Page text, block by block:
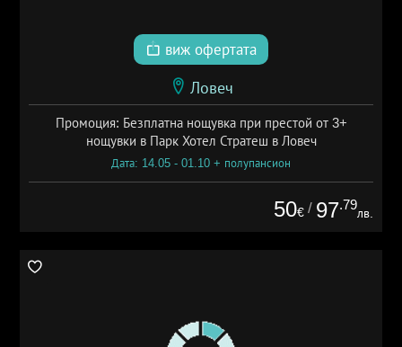
виж офертата
Ловеч
Промоция: Безплатна нощувка при престой от 3+
нощувки в Парк Хотел Стратеш в Ловеч
Дата: 14.05 - 01.10 + полупансион
50€ / 97.79
лв.